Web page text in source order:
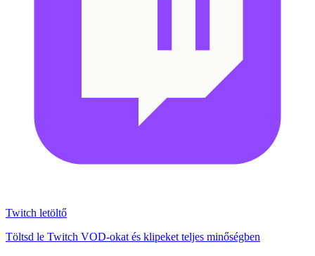
Twitch letöltő
Töltsd le Twitch VOD-okat és klipeket teljes minőségben